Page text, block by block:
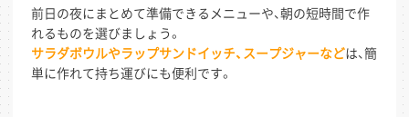
前日の夜にまとめて準備できるメニューや、朝の短時間で作
れるものを選びましょう。
サラダボウルやラップサンドイッチ、スープジャーなどは、簡
単に作れて持ち運びにも便利です。